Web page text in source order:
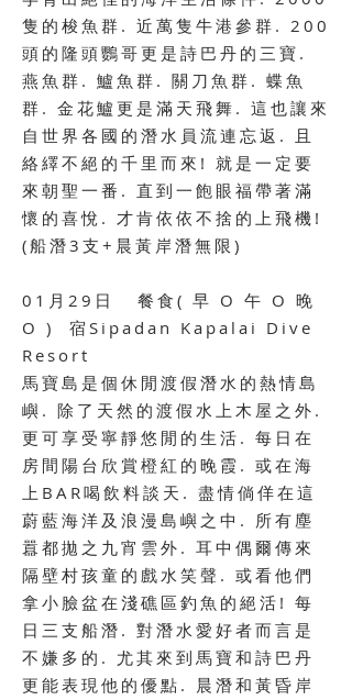
隻的梭魚群. 近萬隻牛港參群. 200
頭的隆頭鸚哥更是詩巴丹的三寶.
燕魚群. 鱸魚群. 關刀魚群. 蝶魚
群. 金花鱸更是滿天飛舞. 這也讓來
自世界各國的潛水員流連忘返. 且
絡繹不絕的千里而來! 就是一定要
來朝聖一番. 直到一飽眼福帶著滿
懷的喜悅. 才肯依依不捨的上飛機!
(船潛3支+晨黃岸潛無限)
01月29日 餐食 ( 早 O 午 O 晚
O ) 宿 Sipadan Kapalai Dive
Resort
馬寶島是個休閒渡假潛水的熱情島
嶼. 除了天然的渡假水上木屋之外.
更可享受寧靜悠閒的生活. 每日在
房間陽台欣賞橙紅的晚霞. 或在海
上BAR喝飲料談天. 盡情倘佯在這
蔚藍海洋及浪漫島嶼之中. 所有塵
囂都拋之九宵雲外. 耳中偶爾傳來
隔壁村孩童的戲水笑聲. 或看他們
拿小臉盆在淺礁區釣魚的絕活! 每
日三支船潛. 對潛水愛好者而言是
不嫌多的. 尤其來到馬寶和詩巴丹
更能表現他的優點. 晨潛和黃昏岸